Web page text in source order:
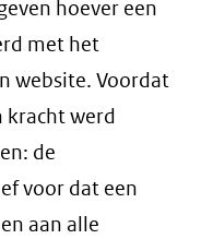
hoever een
met het
website. Voordat
kracht werd
de
voor dat een
aan alle